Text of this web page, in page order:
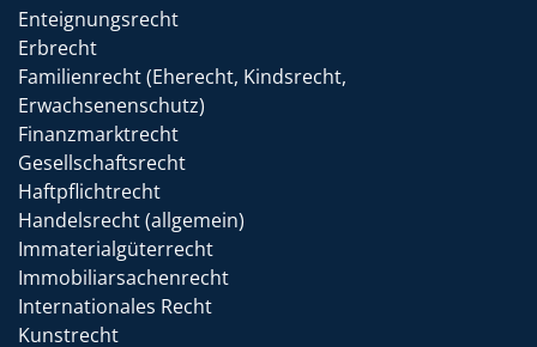
Enteignungsrecht
Erbrecht
Familienrecht (Eherecht, Kindsrecht,
Erwachsenenschutz)
Finanzmarktrecht
Gesellschaftsrecht
Haftpflichtrecht
Handelsrecht (allgemein)
Immaterialgüterrecht
Immobiliarsachenrecht
Internationales Recht
Kunstrecht